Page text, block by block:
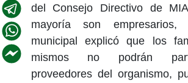
del Consejo Directivo de
mayoría son empresarios,
municipal explicó que los
mismos no podrán
proveedores del organismo,